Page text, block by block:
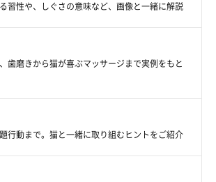
猫のティモくんにしがみ付いて寝ているか毛
デイジーちゃん❤
を人にたとえると…
習性や、しぐさの意味など、画像と一緒に解説
歯磨きから猫が喜ぶマッサージまで実例をもと
行動まで。猫と一緒に取り組むヒントをご紹介